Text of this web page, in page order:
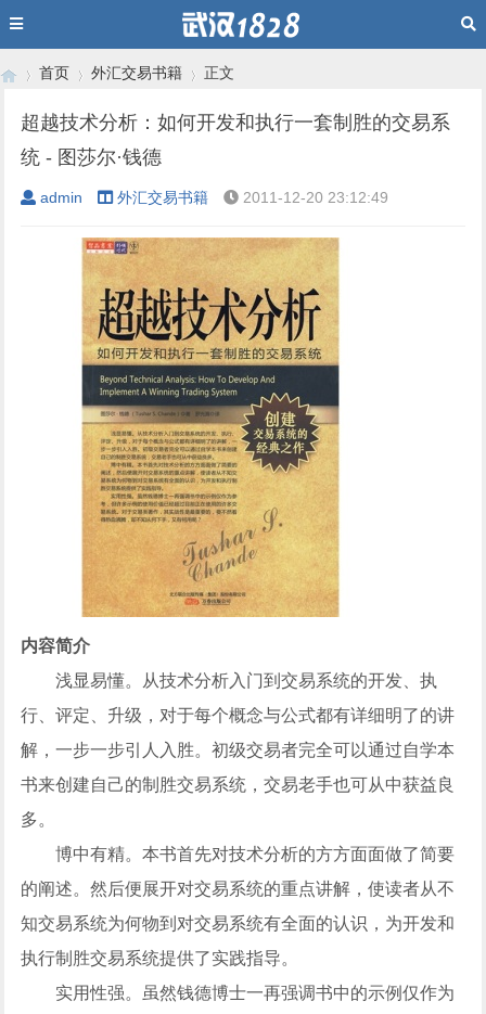
›
首页
›
外汇交易书籍 正文
超越技术分析：如何开发和执行一套制胜的交易系
统 - 图莎尔·钱德
admin 外汇交易书籍 2011-12-20 23:12:49
内容简介
浅显易懂。从技术分析入门到交易系统的开发、执
行、评定、升级，对于每个概念与公式都有详细明了的讲
解，一步一步引人入胜。初级交易者完全可以通过自学本
书来创建自己的制胜交易系统，交易老手也可从中获益良
多。
博中有精。本书首先对技术分析的方方面面做了简要
的阐述。然后便展开对交易系统的重点讲解，使读者从不
知交易系统为何物到对交易系统有全面的认识，为开发和
执行制胜交易系统提供了实践指导。
实用性强。虽然钱德博士一再强调书中的示例仅作为